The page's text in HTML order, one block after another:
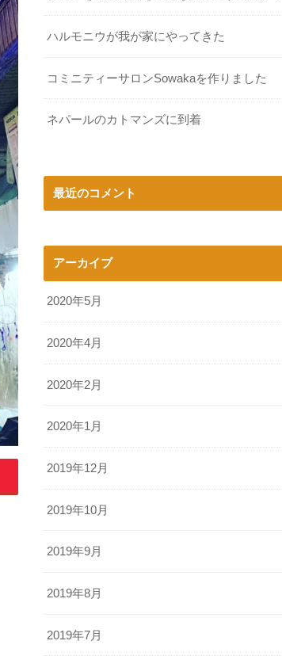
ハルモニウが我が家にやってきた
コミニティーサロンSowakaを作りました
ネパールのカトマンズに到着
最近のコメント
アーカイブ
2020年5月
2020年4月
2020年2月
2020年1月
2019年12月
2019年10月
2019年9月
2019年8月
2019年7月